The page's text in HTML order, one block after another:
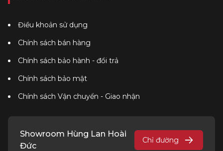
Điều khoản sử dụng
Chính sách bán hàng
Chính sách bảo hành - đổi trả
Chính sách bảo mật
Chính sách Vận chuyển - Giao nhận
Showroom Hùng Lan Hoài
Đức
Chỉ đường